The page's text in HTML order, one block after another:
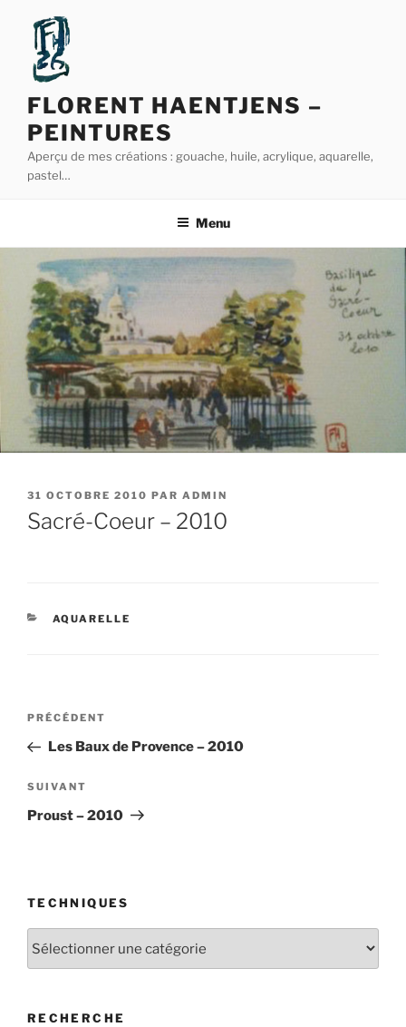
contenu
principal
FLORENT HAENTJENS –
PEINTURES
Aperçu de mes créations : gouache, huile, acrylique, aquarelle,
pastel…
Menu
PUBLIÉ
LE
31 OCTOBRE 2010 PAR ADMIN
Sacré-Coeur – 2010
CATÉGORIES
AQUARELLE
Navigation
l’article
Article
précédent
PRÉCÉDENT
Les Baux de Provence – 2010
Article
suivant
SUIVANT
Proust – 2010
TECHNIQUES
RECHERCHE